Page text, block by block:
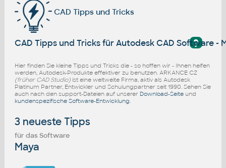
CAD Tipps und Tricks
?
CAD Tipps und Tricks für Autodesk CAD Software -
Hier finden Sie kleine Tipps und Tricks die - so hoffen wir - Ihnen helfen
werden, Autodesk-Produkte effektiver zu benutzen. ARKANCE CZ
(früher CAD Studio)ist eine weltweite Firma, aktiv als Autodesk
Platinum Partner, Entwickler und Schulungpartner seit 1990. Sehen Sie
auch nach den support-Dateien auf unserer Download-Seiteund
kundenspezifische Software-Entwicklung
3 neueste Tipps
für das Software
Maya